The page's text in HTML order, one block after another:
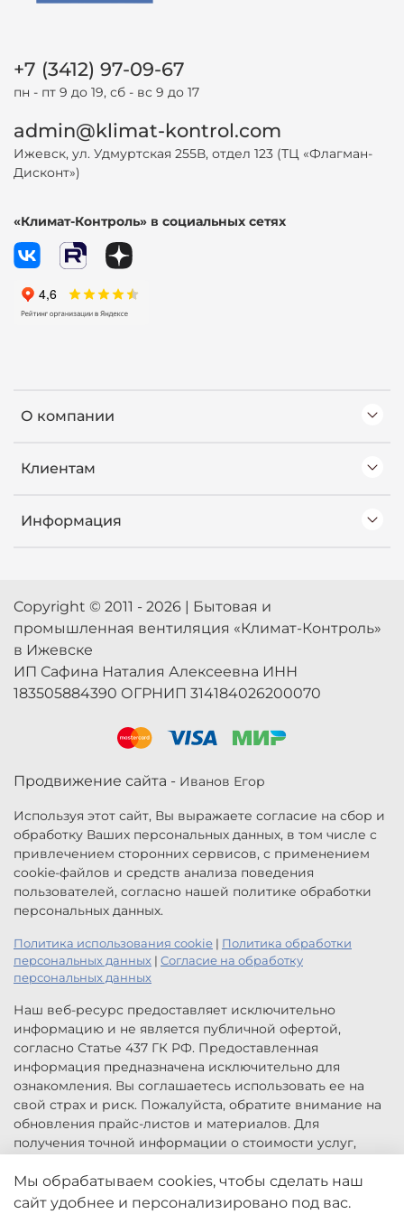
О компании
Клиентам
Информация
+7 (3412) 97-09-67
пн - пт 9 до 19, сб - вс 9 до 17
admin@klimat-kontrol.com
Ижевск, ул. Удмуртская 255В, отдел 123 (ТЦ «Флагман-
Дисконт»)
«Климат-Контроль» в социальных сетях
Copyright © 2011 - 2026 | Бытовая и
промышленная вентиляция «Климат-Контроль»
в Ижевске
ИП Сафина Наталия Алексеевна ИНН
183505884390 ОГРНИП 314184026200070
Продвижение сайта - Иванов Егор
Используя этот сайт, Вы выражаете согласие на сбор и
обработку Ваших персональных данных, в том числе с
привлечением сторонних сервисов, с применением
cookie-файлов и средств анализа поведения
пользователей, согласно нашей политике обработки
персональных данных.
Политика использования cookie | Политика обработки
персональных данных | Согласие на обработку
персональных данных
Наш веб-ресурс предоставляет исключительно
информацию и не является публичной офертой,
согласно Статье 437 ГК РФ. Предоставленная
информация предназначена исключительно для
ознакомления. Вы соглашаетесь использовать ее на
свой страх и риск. Пожалуйста, обратите внимание на
обновления прайс-листов и материалов. Для
получения точной информации о стоимости услуг,
заказа услуг заполните форму обратной связи.
Цены, указанные на сайте приведены как справочная
Мы обрабатываем cookies, чтобы сделать наш
сайт удобнее и персонализировано под вас.